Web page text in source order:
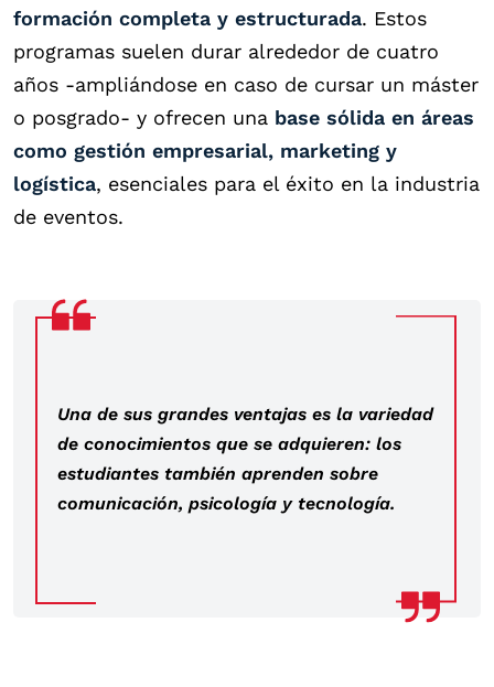
formación completa y estructurada. Estos
programas suelen durar alrededor de cuatro
años -ampliándose en caso de cursar un máster
o posgrado- y ofrecen una base sólida en áreas
como gestión empresarial, marketing y
logística, esenciales para el éxito en la industria
de eventos.
Una de sus grandes ventajas es la variedad
de conocimientos que se adquieren: los
estudiantes también aprenden sobre
comunicación, psicología y tecnología.